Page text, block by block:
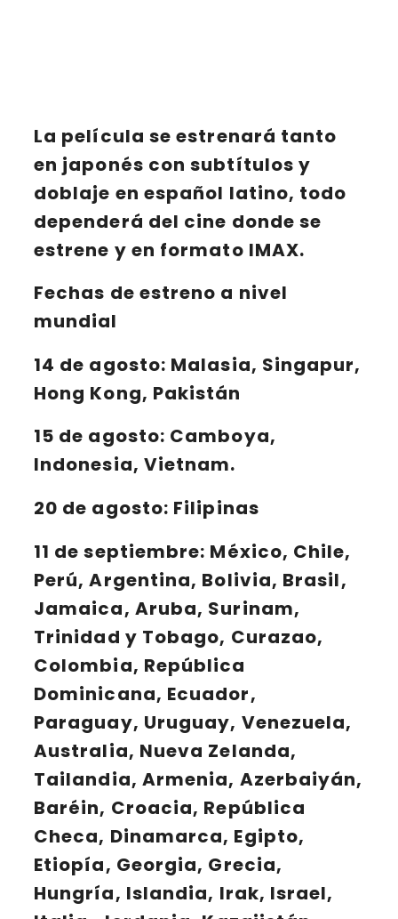
La película se estrenará tanto
en japonés con subtítulos y
doblaje en español latino, todo
dependerá del cine donde se
estrene y en formato IMAX.
Fechas de estreno a nivel
mundial
14 de agosto: Malasia, Singapur,
Hong Kong, Pakistán
15 de agosto: Camboya,
Indonesia, Vietnam.
20 de agosto: Filipinas
11 de septiembre: México, Chile,
Perú, Argentina, Bolivia, Brasil,
Jamaica, Aruba, Surinam,
Trinidad y Tobago, Curazao,
Colombia, República
Dominicana, Ecuador,
Paraguay, Uruguay, Venezuela,
Australia, Nueva Zelanda,
Tailandia, Armenia, Azerbaiyán,
Baréin, Croacia, República
Checa, Dinamarca, Egipto,
Etiopía, Georgia, Grecia,
Hungría, Islandia, Irak, Israel,